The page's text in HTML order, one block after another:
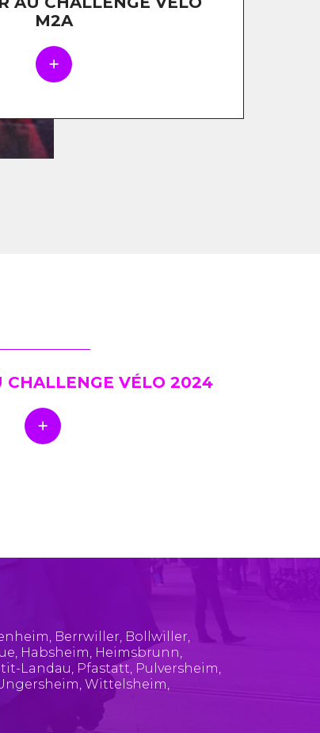
M2A
CHALLENGE VÉLO 2024
, Berrwiller, Bollwiller,
, Habsheim, Heimsbrunn,
Landau, Pfastatt, Pulversheim,
, Wittelsheim,